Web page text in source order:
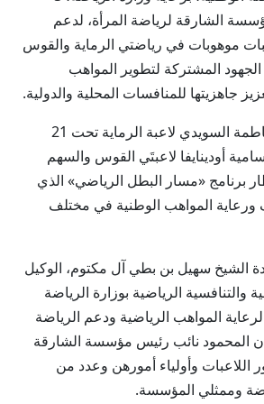
الشارقة لرياضة المرأة، لدعم
موهوبات في رياضتي الرماية والقوس
المشتركة لتطوير المواهب
جاهزيتها للمنافسات المحلية والدولية.
وشملت المذكرات فاطمة السويدي لاعبة الرماية تحت 21
أودينايفا لاعبتَي القوس والسهم
إطار برنامج «مسار البطل الرياضي» الذي
ورعاية المواهب الوطنية في مختلف
الشيخ سهيل بن بطي آل مكتوم، الوكيل
والتنافسية الرياضية بوزارة الرياضة
المواهب الرياضية ودعم الرياضة
المحمود نائب رئيس مؤسسة الشارقة
اللاعبات وأولياء أمورهن وعدد من
وممثلي المؤسسة.